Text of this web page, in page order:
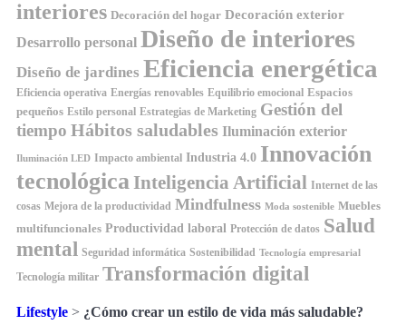
interiores Decoración del hogar Decoración exterior
Desarrollo personal Diseño de interiores
Diseño de jardines Eficiencia energética
Eficiencia operativa Energías renovables Equilibrio emocional Espacios
pequeños Estilo personal Estrategias de Marketing Gestión del
tiempo Hábitos saludables Iluminación exterior
Iluminación LED Impacto ambiental Industria 4.0 Innovación
tecnológica Inteligencia Artificial Internet de las
cosas Mejora de la productividad Mindfulness Moda sostenible Muebles
multifuncionales Productividad laboral Protección de datos Salud
mental Seguridad informática Sostenibilidad Tecnología empresarial
Tecnología militar Transformación digital
Lifestyle > ¿Cómo crear un estilo de vida más saludable?